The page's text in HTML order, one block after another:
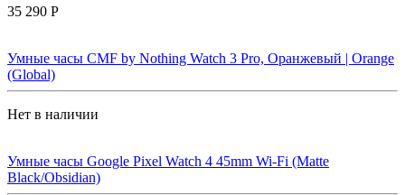
35 290 Р
Умные часы CMF by Nothing Watch 3 Pro, Оранжевый | Orange
(Global)
Нет в наличии
Умные часы Google Pixel Watch 4 45mm Wi-Fi (Matte
Black/Obsidian)